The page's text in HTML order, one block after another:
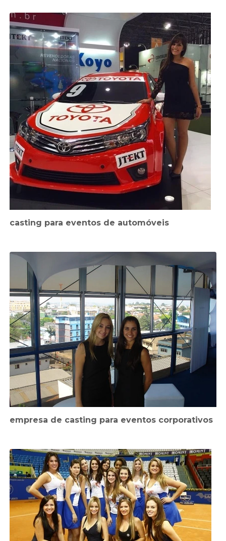
casting para eventos de automóveis
empresa de casting para eventos corporativos